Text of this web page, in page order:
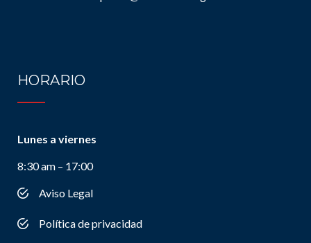
HORARIO
Lunes a viernes
8:30 am – 17:00
Aviso Legal
Política de privacidad